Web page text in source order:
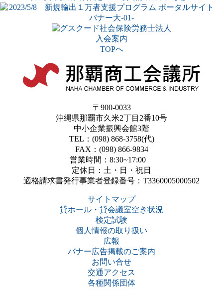
入会案内
TOPへ
〒900-0033
沖縄県那覇市久米2丁目2番10号
中小企業振興会館3階
TEL：(098) 868-3758(代)
FAX：(098) 866-9834
営業時間：8:30~17:00
定休日：土・日・祝日
適格請求書発行事業者登録番号：T3360005000502
サイトマップ
貸ホール・貸会議室空き状況
検定試験
個人情報の取り扱い
広報
バナー広告掲載のご案内
お問い合せ
交通アクセス
各種関係団体